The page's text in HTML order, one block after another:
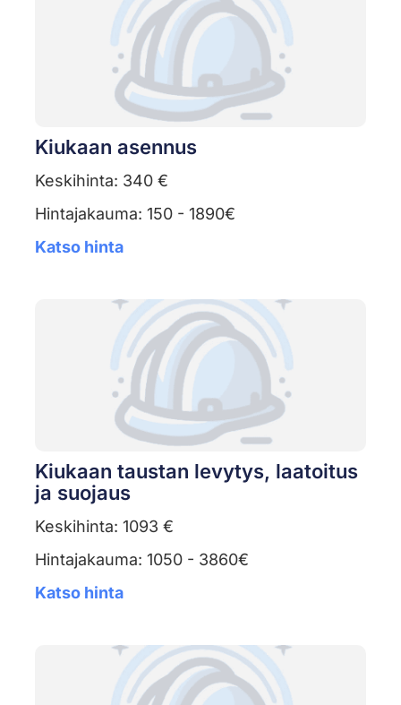
Kiukaan asennus
Keskihinta: 340 €
Hintajakauma: 150 - 1890€
Katso hinta
Kiukaan taustan levytys, laatoitus
ja suojaus
Keskihinta: 1093 €
Hintajakauma: 1050 - 3860€
Katso hinta